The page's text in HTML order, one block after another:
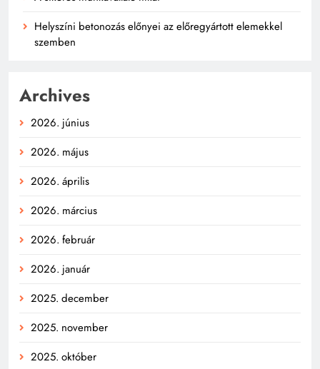
Helyszíni betonozás előnyei az előregyártott elemekkel
szemben
Archives
2026. június
2026. május
2026. április
2026. március
2026. február
2026. január
2025. december
2025. november
2025. október